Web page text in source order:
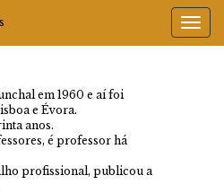
em 1960 e aí foi
e Évora.
anos.
é professor há
profissional, publicou a